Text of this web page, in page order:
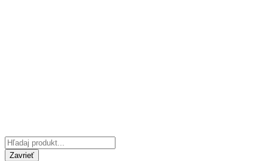
Zavrieť